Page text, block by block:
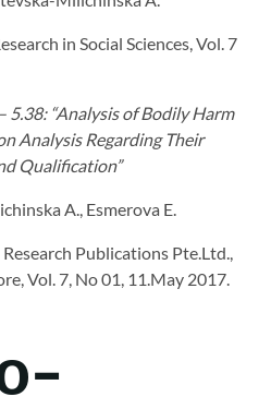
in Social Sciences, Vol. 7
5.38: “Analysis of Bodily Harm
Analysis Regarding Their
Qualification”
A., Esmerova E.
Publications Pte.Ltd.,
Vol. 7, No 01, 11.May 2017.